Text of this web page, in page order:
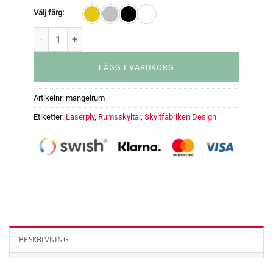
Välj färg:
LÄGG I VARUKORG
Artikelnr: mangelrum
Etiketter: Laserply, Rumsskyltar, Skyltfabriken Design
BESKRIVNING